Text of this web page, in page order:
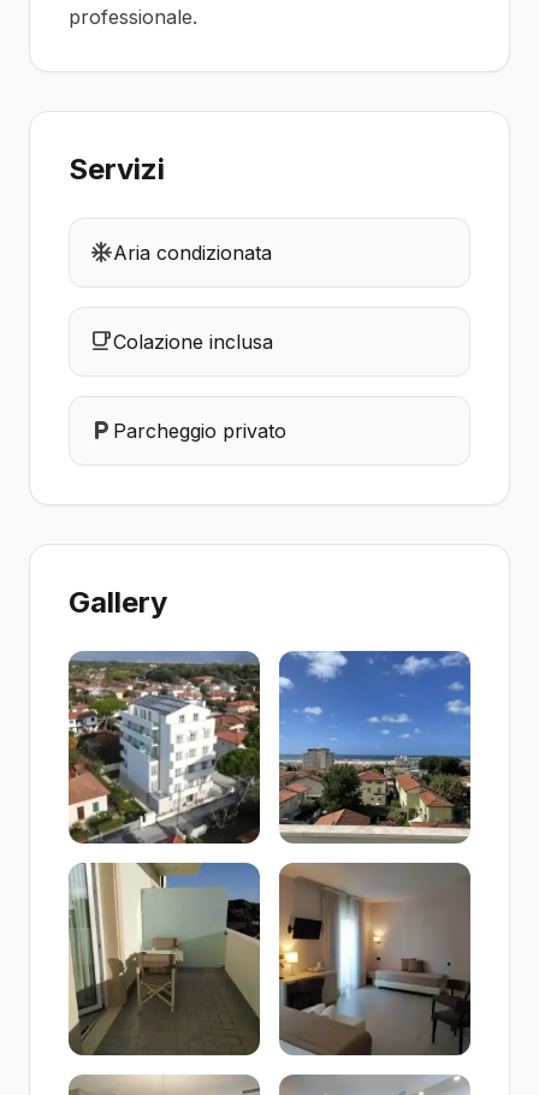
professionale.
Servizi
Aria condizionata
Colazione inclusa
Parcheggio privato
Gallery